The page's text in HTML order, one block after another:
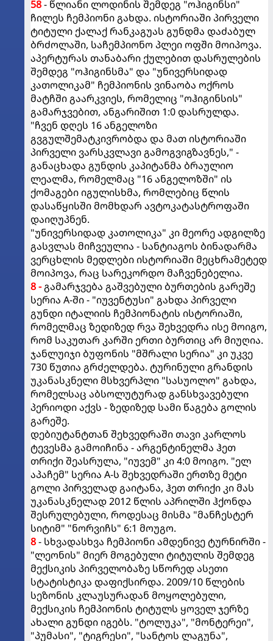
58- წლიანი ლოდინის შემდეგ "ოჰიგინსი"
ჩილეს ჩემპიონი გახდა. ისტორიაში პირველი
ტიტული ქალაქ რანკაგუას გუნდმა დაძაბულ
ბრძოლაში, საჩემპიონო პლეი ოფში მოიპოვა.
აპერტურას თანაბარი ქულებით დასრულების
შემდეგ "ოჰიგინსმა" და "უნივერსიდად
კათოლიკამ" ჩემპიონის ვინაობა ოქროს
მატჩში გაარკვიეს, რომელიც "ოჰიგინსის"
გამარჯვებით, ანგარიშით 1:0 დასრულდა.
"ჩვენ დღეს 16 ანგელოზი
გვგულშემატკივრობდა და მათ ისტორიაში
პირველი ვარსკვლავი გამოგვიგზავნეს," -
განაცხადა გუნდის კაპიტანმა ბრაულიო
ლეალმა, რომელმაც "16 ანგელოზში" ის
ქომაგები იგულისხმა, რომლებიც წლის
დასაწყისში მომხდარ ავტოკატასტროფაში
დაიღუპნენ.
"უნივერსიდად კათოლიკა" კი მეორე ადგილზე
გასვლას მიჩვეულია - სანტიაგოს ბინადარმა
ვერცხლის მედლები ისტორიაში მეცხრამეტედ
მოიპოვა, რაც სარეკორდო მაჩვენებელია.
8 -გამარჯვება გაშვებული ბურთების გარეშე
სერია A-ში - "იუვენტუსი" გახდა პირველი
გუნდი იტალიის ჩემპიონატის ისტორიაში,
რომელმაც ზედიზედ რვა შეხვედრა ისე მოიგო,
რომ საკუთარ კარში ერთი ბურთიც არ მიუღია.
ჯანლუიჯი ბუფონის "მშრალი სერია" კი უკვე
730 წუთია გრძელდება. ტურინული გრანდის
უკანასკნელი მსხვერპლი "სასუოლო" გახდა,
რომელსაც აბსოლუტურად განსხვავებული
პერიოდი აქვს - ზედიზედ სამი წაგება გოლის
გარეშე.
დებიუტანტთან შეხვედრაში თავი კარლოს
ტევესმა გამოიჩინა - არგენტინელმა ჰეთ
თრიქი შეასრულა, "იუვემ" კი 4:0 მოიგო. "ელ
აპაჩემ" სერია A-ს შეხვედრაში ერთზე მეტი
გოლი პირველად გაიტანა, ჰეთ თრიქი კი მას
უკანასკნელად 2012 წლის აპრილში ჰქონდა
შესრულებული, როდესაც მისმა "მანჩესტერ
სიტიმ" "ნორვიჩს" 6:1 მოუგო.
8- სხვადასხვა ჩემპიონი ამდენივე ტურნირში -
"ლეონის" მიერ მოგებული ტიტულის შემდეგ
მექსიკის პირველობაზე სწორედ ასეთი
სტატისტიკა დაფიქსირდა. 2009/10 წლების
სეზონის კლაუსურადან მოყოლებული,
მექსიკის ჩემპიონის ტიტულს ყოველ ჯერზე
ახალი გუნდი იგებს. "ტოლუკა", "მონტერეი",
"პუმასი", "ტიგრესი", "სანტოს ლაგუნა",